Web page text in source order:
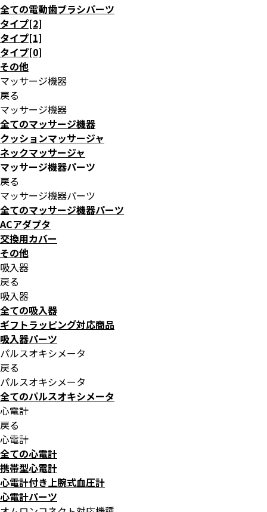
全ての電動歯ブラシパーツ
タイプ[2]
タイプ[1]
タイプ[0]
その他
マッサージ機器
戻る
マッサージ機器
全てのマッサージ機器
クッションマッサージャ
ネックマッサージャ
マッサージ機器パーツ
戻る
マッサージ機器パーツ
全てのマッサージ機器パーツ
ACアダプタ
交換用カバー
その他
吸入器
戻る
吸入器
全ての吸入器
ギフトラッピング対応商品
吸入器パーツ
パルスオキシメータ
戻る
パルスオキシメータ
全てのパルスオキシメータ
心電計
戻る
心電計
全ての心電計
携帯型心電計
心電計付き上腕式血圧計
心電計パーツ